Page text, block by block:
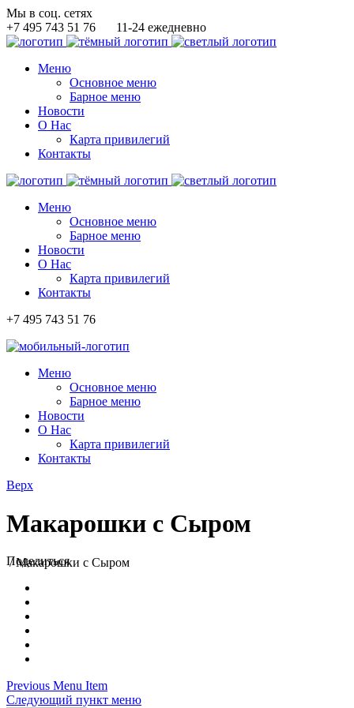
Мы в соц. сетях
+7 495 743 51 76
11-24 ежедневно
Меню
Основное меню
Барное меню
Новости
О Нас
Карта привилегий
Контакты
Меню
Основное меню
Барное меню
Новости
О Нас
Карта привилегий
Контакты
+7 495 743 51 76
Меню
Основное меню
Барное меню
Новости
О Нас
Карта привилегий
Контакты
Верх
Макарошки с Сыром
/Макарошки с Сыром
Поделиться
Previous Menu Item
Следующий пункт меню